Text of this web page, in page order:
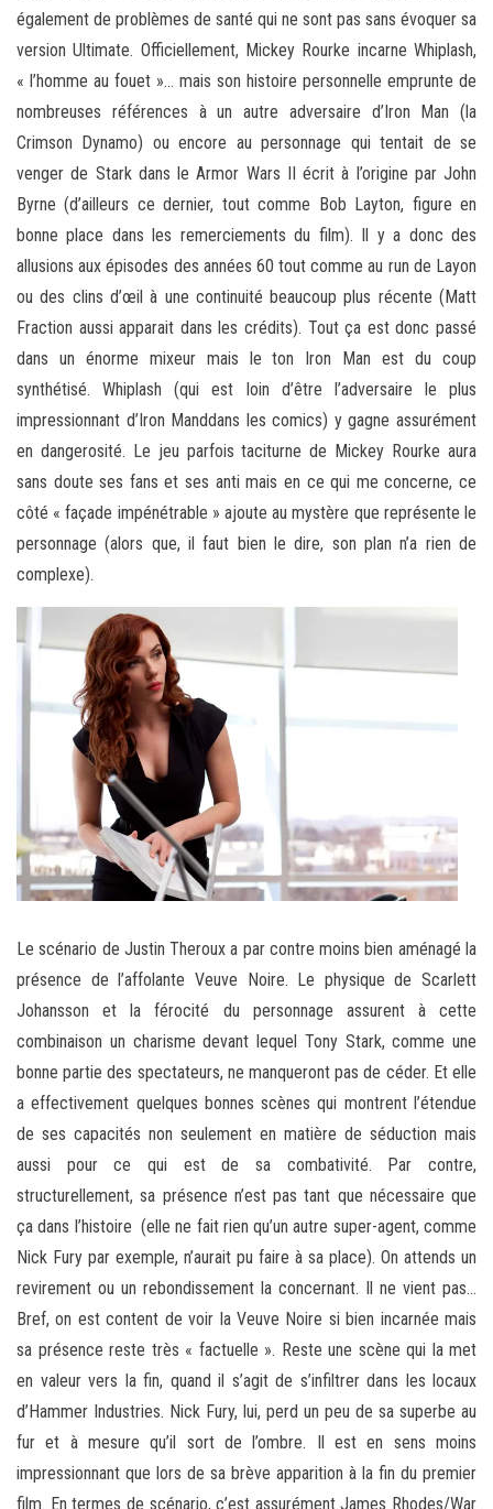
également de problèmes de santé qui ne sont pas sans évoquer sa
version Ultimate. Officiellement, Mickey Rourke incarne Whiplash,
« l’homme au fouet »… mais son histoire personnelle emprunte de
nombreuses références à un autre adversaire d’Iron Man (la
Crimson Dynamo) ou encore au personnage qui tentait de se
venger de Stark dans le Armor Wars II écrit à l’origine par John
Byrne (d’ailleurs ce dernier, tout comme Bob Layton, figure en
bonne place dans les remerciements du film). Il y a donc des
allusions aux épisodes des années 60 tout comme au run de Layon
ou des clins d’œil à une continuité beaucoup plus récente (Matt
Fraction aussi apparait dans les crédits). Tout ça est donc passé
dans un énorme mixeur mais le ton Iron Man est du coup
synthétisé. Whiplash (qui est loin d’être l’adversaire le plus
impressionnant d’Iron Manddans les comics) y gagne assurément
en dangerosité. Le jeu parfois taciturne de Mickey Rourke aura
sans doute ses fans et ses anti mais en ce qui me concerne, ce
côté « façade impénétrable » ajoute au mystère que représente le
personnage (alors que, il faut bien le dire, son plan n’a rien de
complexe).
Le scénario de Justin Theroux a par contre moins bien aménagé la
présence de l’affolante Veuve Noire. Le physique de Scarlett
Johansson et la férocité du personnage assurent à cette
combinaison un charisme devant lequel Tony Stark, comme une
bonne partie des spectateurs, ne manqueront pas de céder. Et elle
a effectivement quelques bonnes scènes qui montrent l’étendue
de ses capacités non seulement en matière de séduction mais
aussi pour ce qui est de sa combativité. Par contre,
structurellement, sa présence n’est pas tant que nécessaire que
ça dans l’histoire (elle ne fait rien qu’un autre super-agent, comme
Nick Fury par exemple, n’aurait pu faire à sa place). On attends un
revirement ou un rebondissement la concernant. Il ne vient pas…
Bref, on est content de voir la Veuve Noire si bien incarnée mais
sa présence reste très « factuelle ». Reste une scène qui la met
en valeur vers la fin, quand il s’agit de s’infiltrer dans les locaux
d’Hammer Industries. Nick Fury, lui, perd un peu de sa superbe au
fur et à mesure qu’il sort de l’ombre. Il est en sens moins
impressionnant que lors de sa brève apparition à la fin du premier
film. En termes de scénario, c’est assurément James Rhodes/War